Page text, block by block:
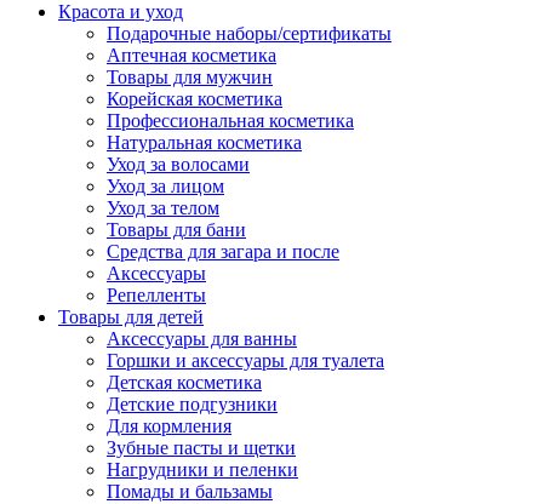
Красота и уход
Подарочные наборы/сертификаты
Аптечная косметика
Товары для мужчин
Корейская косметика
Профессиональная косметика
Натуральная косметика
Уход за волосами
Уход за лицом
Уход за телом
Товары для бани
Средства для загара и после
Аксессуары
Репелленты
Товары для детей
Аксессуары для ванны
Горшки и аксессуары для туалета
Детская косметика
Детские подгузники
Для кормления
Зубные пасты и щетки
Нагрудники и пеленки
Помады и бальзамы